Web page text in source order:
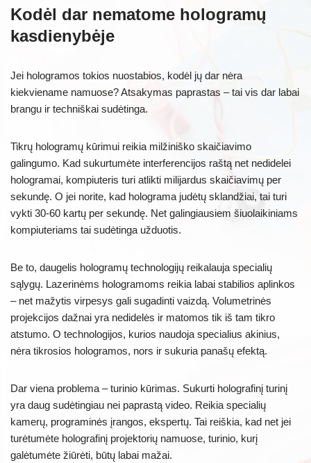
Kodėl dar nematome hologramų
kasdienybėje
Jei hologramos tokios nuostabios, kodėl jų dar nėra
kiekviename namuose? Atsakymas paprastas – tai vis dar labai
brangu ir techniškai sudėtinga.
Tikrų hologramų kūrimui reikia milžiniško skaičiavimo
galingumo. Kad sukurtumėte interferencijos raštą net nedidelei
hologramai, kompiuteris turi atlikti milijardus skaičiavimų per
sekundę. O jei norite, kad holograma judėtų sklandžiai, tai turi
vykti 30-60 kartų per sekundę. Net galingiausiem šiuolaikiniams
kompiuteriams tai sudėtinga užduotis.
Be to, daugelis hologramų technologijų reikalauja specialių
sąlygų. Lazerinėms hologramoms reikia labai stabilios aplinkos
– net mažytis virpesys gali sugadinti vaizdą. Volumetrinės
projekcijos dažnai yra nedidelės ir matomos tik iš tam tikro
atstumo. O technologijos, kurios naudoja specialius akinius,
nėra tikrosios hologramos, nors ir sukuria panašų efektą.
Dar viena problema – turinio kūrimas. Sukurti holografinį turinį
yra daug sudėtingiau nei paprastą video. Reikia specialių
kamerų, programinės įrangos, ekspertų. Tai reiškia, kad net jei
turėtumėte holografinį projektorių namuose, turinio, kurį
galėtumėte žiūrėti, būtų labai mažai.